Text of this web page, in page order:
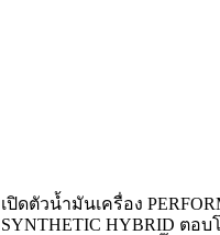
เปิดตัวน้ำมันเครื่อง
SYNTHETIC HYBRID ตอบ